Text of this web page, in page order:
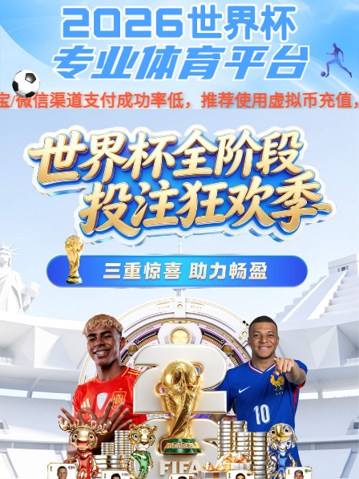
股票
代码 001266
XV02平台
48串从机